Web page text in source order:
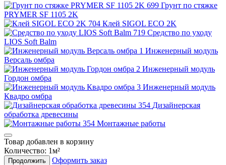
Грунт по стяжке
PRYMER SF 1105 2K
Клей SIGOL ECO 2K
Средство по уходу
LIOS Soft Balm
Инженерный модуль
Версаль омбра
Инженерный модуль
Гордон омбра
Инженерный модуль
Квадро омбра
Дизайнерская
обработка древесины
Монтажные работы
Товар добавлен в корзину
Количество: 1м²
Продолжить Оформить заказ